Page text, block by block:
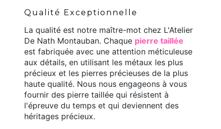
Qualité Exceptionnelle
La qualité est notre maître-mot chez L'Atelier
De Nath Montauban. Chaque pierre taillée
est fabriquée avec une attention méticuleuse
aux détails, en utilisant les métaux les plus
précieux et les pierres précieuses de la plus
haute qualité. Nous nous engageons à vous
fournir des pierre taillée qui résistent à
l'épreuve du temps et qui deviennent des
héritages précieux.